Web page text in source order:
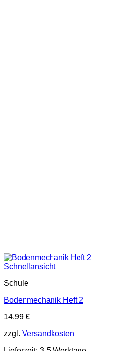
Schnellansicht
Schule
Bodenmechanik Heft 2
14,99 €
zzgl. Versandkosten